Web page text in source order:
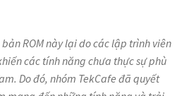
ROM này lại do các lập trình viên
các tính năng chưa thực sự phù
Do đó, nhóm TekCafe đã quyết